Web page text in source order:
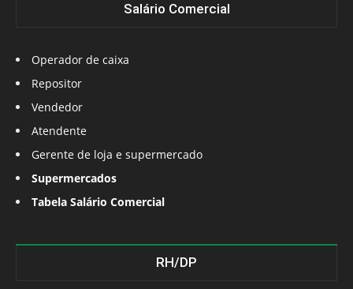
Salário Comercial
Operador de caixa
Repositor
Vendedor
Atendente
Gerente de loja e supermercado
Supermercados
Tabela Salário Comercial
RH/DP